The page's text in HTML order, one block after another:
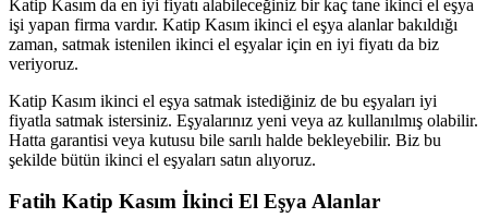
Katip Kasım da en iyi fiyatı alabileceğiniz bir kaç tane ikinci el eşya
işi yapan firma vardır. Katip Kasım ikinci el eşya alanlar bakıldığı
zaman, satmak istenilen ikinci el eşyalar için en iyi fiyatı da biz
veriyoruz.
Katip Kasım ikinci el eşya satmak istediğiniz de bu eşyaları iyi
fiyatla satmak istersiniz. Eşyalarınız yeni veya az kullanılmış olabilir.
Hatta garantisi veya kutusu bile sarılı halde bekleyebilir. Biz bu
şekilde bütün ikinci el eşyaları satın alıyoruz.
Fatih Katip Kasım İkinci El Eşya Alanlar